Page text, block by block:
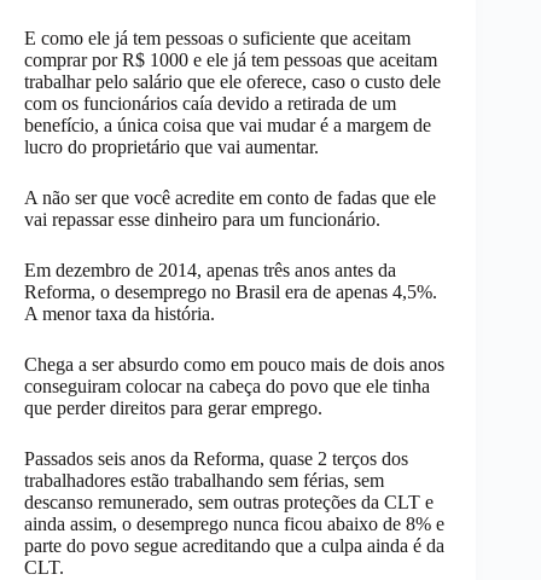
E como ele já tem pessoas o suficiente que aceitam
comprar por R$ 1000 e ele já tem pessoas que aceitam
trabalhar pelo salário que ele oferece, caso o custo dele
com os funcionários caía devido a retirada de um
benefício, a única coisa que vai mudar é a margem de
lucro do proprietário que vai aumentar.
A não ser que você acredite em conto de fadas que ele
vai repassar esse dinheiro para um funcionário.
Em dezembro de 2014, apenas três anos antes da
Reforma, o desemprego no Brasil era de apenas 4,5%.
A menor taxa da história.
Chega a ser absurdo como em pouco mais de dois anos
conseguiram colocar na cabeça do povo que ele tinha
que perder direitos para gerar emprego.
Passados seis anos da Reforma, quase 2 terços dos
trabalhadores estão trabalhando sem férias, sem
descanso remunerado, sem outras proteções da CLT e
ainda assim, o desemprego nunca ficou abaixo de 8% e
parte do povo segue acreditando que a culpa ainda é da
CLT.